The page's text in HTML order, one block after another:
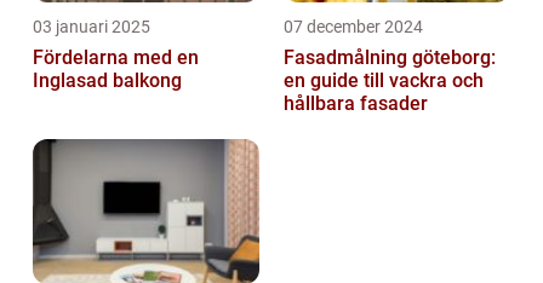
03 januari 2025
Fördelarna med en
Inglasad balkong
07 december 2024
Fasadmålning göteborg:
en guide till vackra och
hållbara fasader